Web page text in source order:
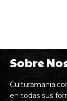
Sobre
en todas sus